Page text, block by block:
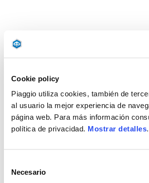
Cookie policy
Piaggio utiliza cookies, también de
al usuario la mejor experiencia de
página web. Para más información
política de privacidad. Mostrar detalles.
Necesario